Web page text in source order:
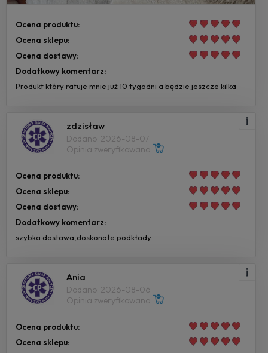
Ocena produktu:
Ocena sklepu:
Ocena dostawy:
Dodatkowy komentarz:
Produkt który ratuje mnie już 10 tygodni a będzie jeszcze kilka
zdzisław
Dodano: 2026-08-07
Opinia zweryfikowana
Ocena produktu:
Ocena sklepu:
Ocena dostawy:
Dodatkowy komentarz:
szybka dostawa,doskonałe podkłady
Ania
Dodano: 2026-08-06
Opinia zweryfikowana
Ocena produktu:
Ocena sklepu: